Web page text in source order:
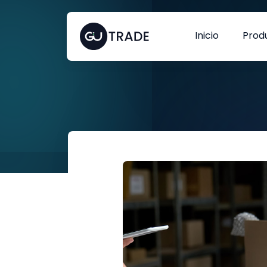
Inicio
Data Analytics
Digital Trade Analysis
COMERCIO DIGITAL
¿En qué más podemos
ayudarle?